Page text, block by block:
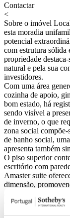
Contactar
<
Sobre o imóvel
esta moradia
potencial
com estrutura sólida
propriedade
natural e pela sua
investidores.
Com uma área
cozinha de apoio,
bom estado, há
sendo visível a
de inverno, o que
zona social compõe-
de banho social,
apresenta também
O piso superior
escritório com
Amaster suite
dimensão,
ainda um quarto
dois quartos, sendo